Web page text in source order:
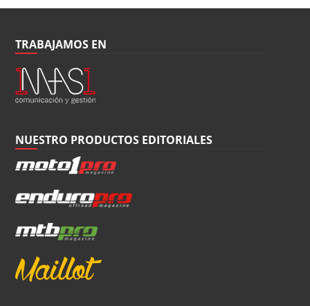
TRABAJAMOS EN
NUESTRO PRODUCTOS EDITORIALES